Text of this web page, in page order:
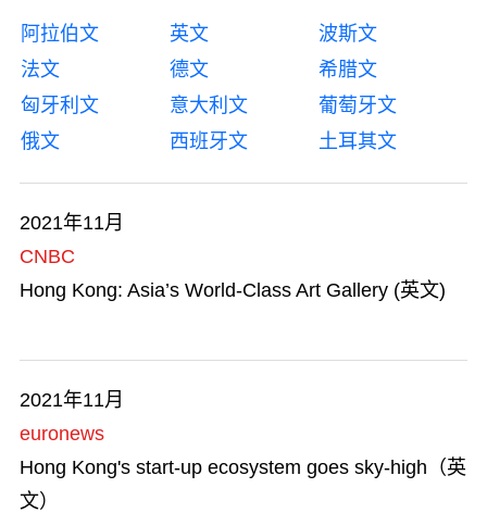
阿拉伯文 英文
波斯文
法文
德文
希腊文
匈牙利文
意大利文
葡萄牙文
俄文
西班牙文 土耳其文
2021年11月
CNBC
Hong Kong: Asia’s World-Class Art Gallery (英文)
2021年11月
euronews
Hong Kong's start-up ecosystem goes sky-high（英
文）